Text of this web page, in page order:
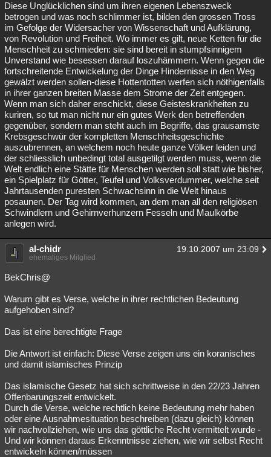
Diese Unglücklichen sind um ihren eigenen Lebenszweck
betrogen und was noch schlimmer ist, bilden den grossen Tross
im Gefolge der Widersacher von Wissenschaft und Aufklärung,
von Revolution und Freiheit. Wo immer es gilt, neue Ketten für die
Menschheit zu schmieden: sie sind bereit in stumpfsinnigem
Unverstand wie besessen darauf loszuhämmern. Wenn gegen die
fortschreitende Entwickelung der Dinge Hindernisse in den Weg
gewälzt werden sollen-diese Hottentotten werfen sich nöthigenfalls
in ihrer ganzen breiten Masse dem Strome der Zeit entgegen.
Wenn man sich daher enschickt, diese Geisteskrankheiten zu
kuriren, so tut man nicht nur ein gutes Werk den betreffenden
gegenüber, sondern man steht auch im Begriffe, das grausamste
Krebsgeschwür der kompletten Menschheitsgeschichte
auszubrennen, an welchem noch heute ganze Völker leiden und
der schliesslich unbedingt total ausgetilgt werden muss, wenn die
Welt endlich eine Stätte für Menschen werden soll statt wie bisher,
ein Spielplatz für Götter, Teufel und Volksverdummer, welche seit
Jahrtausenden puresten Schwachsinn in die Welt hinaus
posaunen. Der Tag wird kommen, an dem man all den religiösen
Schwindlern und Gehirnverhunzern Fesseln und Maulkörbe
anlegen wird.
al-chidr 19.10.2007 um 23:09
ehemaliges Mitglied
BekChris@
Warum gibt es Verse, welche in ihrer rechtlichen Bedeutung
aufgehoben sind?
Das ist eine berechtigte Frage
Die Antwort ist einfach: Diese Verse zeigen uns ein koranisches
und damit islamisches Prinzip
Das islamische Gesetz hat sich schrittweise in den 22/23 Jahren
Offenbarungszeit entwickelt.
Durch die Verse, welche rechtlich keine Bedeutung mehr haben
oder eine Ausnahmesituation beschreiben (dazu gleich) können
wir nachvollziehen, wie uns das göttliche Recht vermittelt wurde -
Und wir können daraus Erkenntnisse ziehen, wie wir selbst Recht
entwickeln können/müssen